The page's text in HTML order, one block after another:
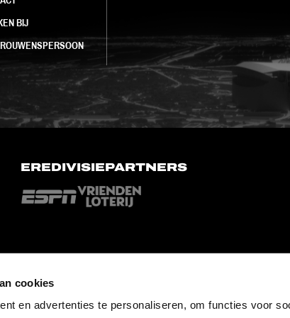
cookies
en advertenties te personaliseren, om functies voor
BIJ
EREDIVISIEPARTNERS